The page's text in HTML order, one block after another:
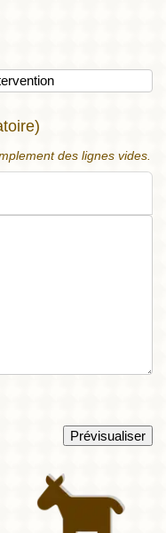
des lignes vides.